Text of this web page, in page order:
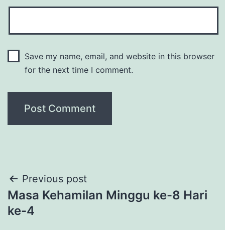
Save my name, email, and website in this browser
for the next time I comment.
Post
navigation
Previous post
Masa Kehamilan Minggu ke-8 Hari
ke-4